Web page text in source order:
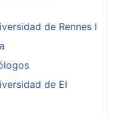
de Rennes I
de El